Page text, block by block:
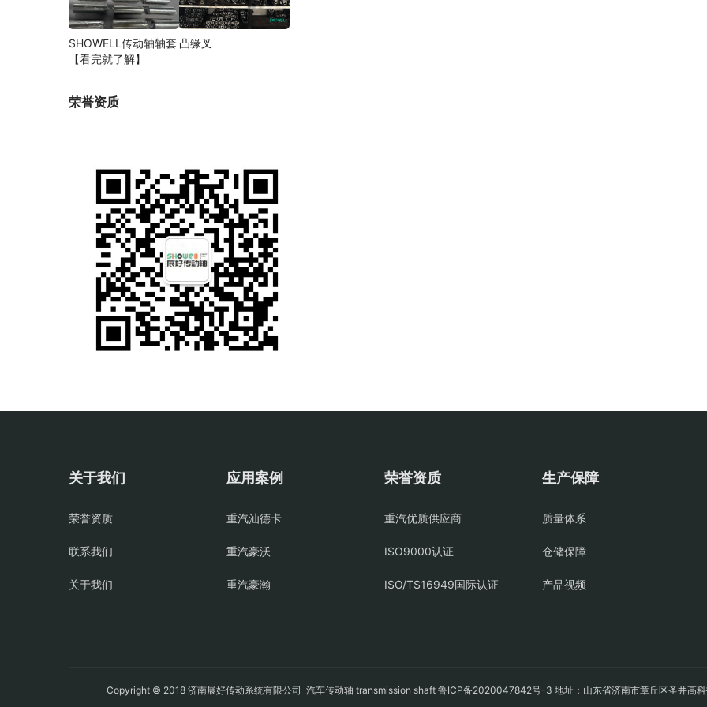
SHOWELL传动轴轴套
【看完就了解】
凸缘叉
荣誉资质
关于我们
荣誉资质
联系我们
关于我们
应用案例
重汽汕德卡
重汽豪沃
重汽豪瀚
荣誉资质
重汽优质供应商
ISO9000认证
ISO/TS16949国际认证
生产保障
质量体系
仓储保障
产品视频
Copyright © 2018 济南展好传动系统有限公司 汽车传动轴 transmission shaft 鲁ICP备2020047842号-3 地址：山东省济南市章丘区圣井